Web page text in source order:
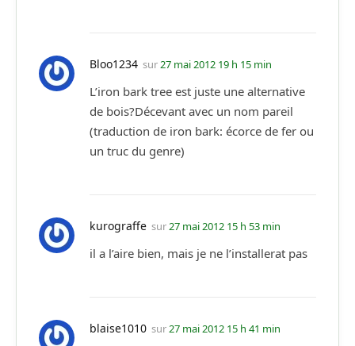
Bloo1234 sur27 mai 2012 19 h 15 min
L’iron bark tree est juste une alternative
de bois?Décevant avec un nom pareil
(traduction de iron bark: écorce de fer ou
un truc du genre)
kurograffe sur27 mai 2012 15 h 53 min
il a l’aire bien, mais je ne l’installerat pas
blaise1010 sur27 mai 2012 15 h 41 min